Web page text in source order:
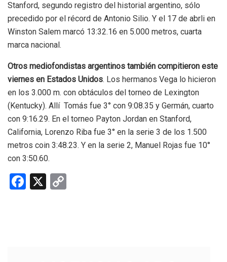
Stanford, segundo registro del historial argentino, sólo
precedido por el récord de Antonio Silio. Y el 17 de abrli en
Winston Salem marcó 13:32.16 en 5.000 metros, cuarta
marca nacional.
Otros mediofondistas argentinos también compitieron este
viernes en Estados Unidos. Los hermanos Vega lo hicieron
en los 3.000 m. con obtáculos del torneo de Lexington
(Kentucky). Allí Tomás fue 3° con 9:08.35 y Germán, cuarto
con 9:16.29. En el torneo Payton Jordan en Stanford,
California, Lorenzo Riba fue 3° en la serie 3 de los 1.500
metros coin 3:48.23. Y en la serie 2, Manuel Rojas fue 10°
con 3:50.60.
F
X